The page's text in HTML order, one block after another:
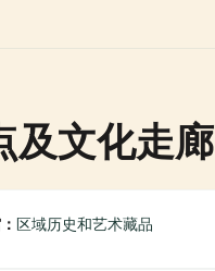
及文化走廊
区域历史和艺术藏品